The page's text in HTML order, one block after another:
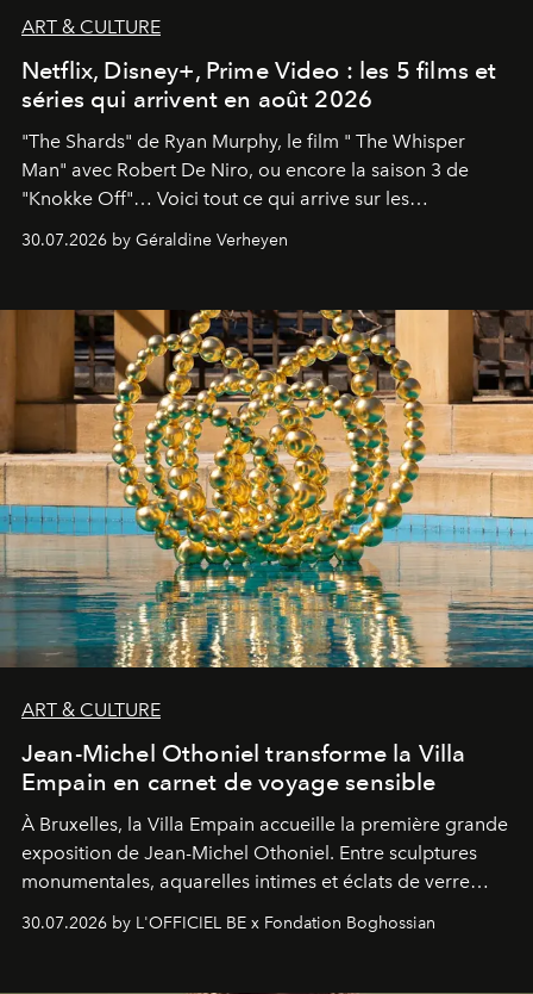
ART & CULTURE
Netflix, Disney+, Prime Video : les 5 films et
séries qui arrivent en août 2026
"The Shards" de Ryan Murphy, le film " The Whisper
Man" avec Robert De Niro, ou encore la saison 3 de
"Knokke Off"… Voici tout ce qui arrive sur les
plateformes de streaming en août 2026.
30.07.2026 by Géraldine Verheyen
ART & CULTURE
Jean-Michel Othoniel transforme la Villa
Empain en carnet de voyage sensible
À Bruxelles, la Villa Empain accueille la première grande
exposition de Jean-Michel Othoniel. Entre sculptures
monumentales, aquarelles intimes et éclats de verre
soufflé, l’artiste français compose un itinéraire
émotionnel où chaque œuvre devient le souvenir
30.07.2026 by L'OFFICIEL BE x Fondation Boghossian